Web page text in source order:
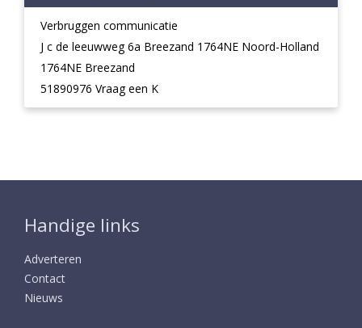
Verbruggen communicatie
J c de leeuwweg 6a Breezand 1764NE Noord-Holland
1764NE Breezand
51890976 Vraag een K
Handige links
Adverteren
Contact
Nieuws